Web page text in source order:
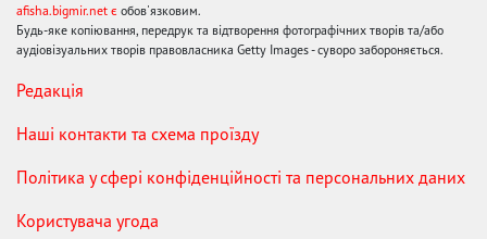
afisha.bigmir.net є обов'язковим.
Будь-яке копіювання, передрук та відтворення фотографічних творів та/або
аудіовізуальних творів правовласника Getty Images - суворо забороняється.
Редакція
Наші контакти та схема проїзду
Політика у сфері конфіденційності та персональних даних
Користувача угода